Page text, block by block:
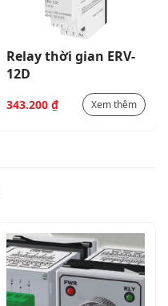
Relay thời gian ERV-
12D
343.200 ₫ Xem thêm